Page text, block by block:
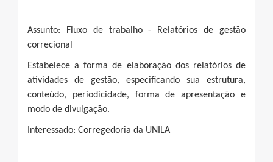
Assunto: Fluxo de trabalho - Relatórios de gestão
correcional
Estabelece a forma de elaboração dos relatórios de
atividades de gestão, especificando sua estrutura,
conteúdo, periodicidade, forma de apresentação e
modo de divulgação.
Interessado: Corregedoria da UNILA